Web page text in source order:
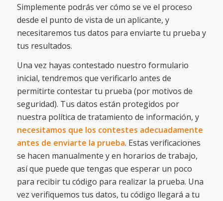
Simplemente podrás ver cómo se ve el proceso
desde el punto de vista de un aplicante, y
necesitaremos tus datos para enviarte tu prueba y
tus resultados.
Una vez hayas contestado nuestro formulario
inicial, tendremos que verificarlo antes de
permitirte contestar tu prueba (por motivos de
seguridad). Tus datos están protegidos por
nuestra política de tratamiento de información, y
necesitamos que los contestes adecuadamente
antes de enviarte la prueba. Estas verificaciones
se hacen manualmente y en horarios de trabajo,
así que puede que tengas que esperar un poco
para recibir tu código para realizar la prueba. Una
vez verifiquemos tus datos, tu código llegará a tu